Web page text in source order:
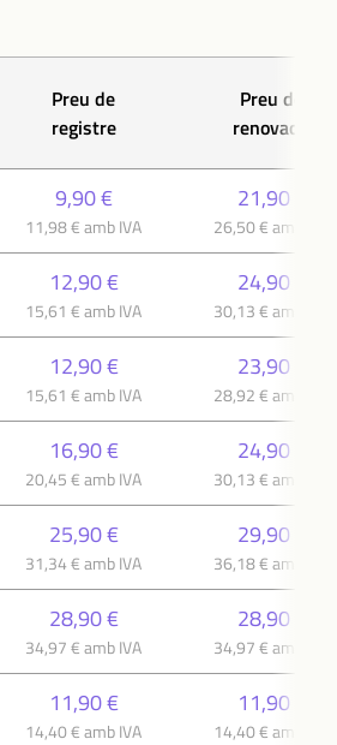
Preu de
registre
Preu de
renovació
9,90 €
11,98 € amb IVA
21,90 €
26,50 € amb IVA
12,90 €
15,61 € amb IVA
24,90 €
30,13 € amb IVA
12,90 €
15,61 € amb IVA
23,90 €
28,92 € amb IVA
16,90 €
20,45 € amb IVA
24,90 €
30,13 € amb IVA
25,90 €
31,34 € amb IVA
29,90 €
36,18 € amb IVA
28,90 €
34,97 € amb IVA
28,90 €
34,97 € amb IVA
11,90 €
14,40 € amb IVA
11,90 €
14,40 € amb IVA